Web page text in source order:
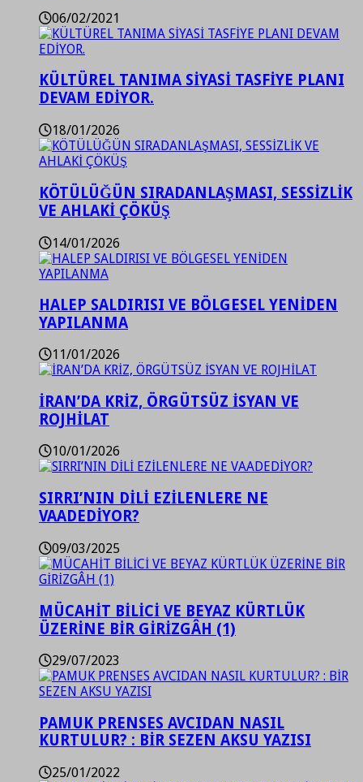
06/02/2021
KÜLTÜREL TANIMA SİYASİ TASFİYE PLANI
DEVAM EDİYOR.
18/01/2026
KÖTÜLÜĞÜN SIRADANLAŞMASI, SESSİZLİK
VE AHLAKİ ÇÖKÜŞ
14/01/2026
HALEP SALDIRISI VE BÖLGESEL YENİDEN
YAPILANMA
11/01/2026
İRAN’DA KRİZ, ÖRGÜTSÜZ İSYAN VE
ROJHİLAT
10/01/2026
SIRRI’NIN DİLİ EZİLENLERE NE
VAADEDİYOR?
09/03/2025
MÜCAHİT BİLİCİ VE BEYAZ KÜRTLÜK
ÜZERİNE BİR GİRİZGÂH (1)
29/07/2023
PAMUK PRENSES AVCIDAN NASIL
KURTULUR? : BİR SEZEN AKSU YAZISI
25/01/2022